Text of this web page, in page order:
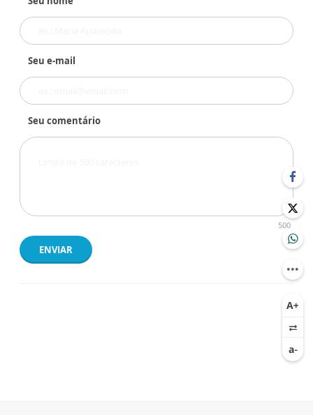
Seu e-mail
Seu comentário
500
ENVIAR